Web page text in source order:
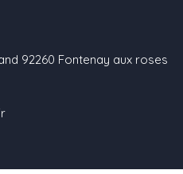
92260 Fontenay aux roses